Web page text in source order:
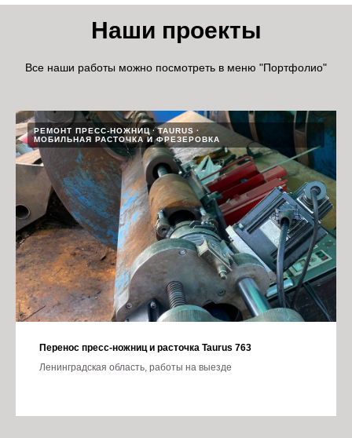
Наши проекты
Все наши работы можно посмотреть в меню "Портфолио"
РЕМОНТ ПРЕСС-НОЖНИЦ
TAURUS
МОБИЛЬНАЯ РАСТОЧКА И ФРЕЗЕРОВКА
Перенос пресс-ножниц и расточка Taurus 763
Ленинградская область, работы на выезде